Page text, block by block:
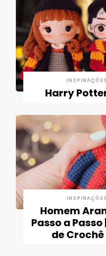
Harry
Homem
Passo a
de Crochê